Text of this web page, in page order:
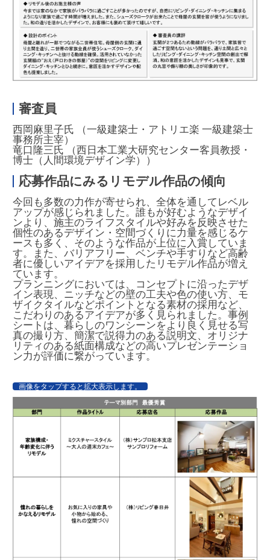
審査員
西岡麻里子氏 （一級建築士・アトリエ楽 一級建築士
事務所主宰）
竜口隆三氏 （西日本工業大研究センター客員教授・
博士（人間環境デザイン学））
応募作品にみるリモデル作品の傾向
今回も多数の力作が寄せられ、全体を通してレベル
アップが感じられました。誰もが好むようなデザイ
ンより、施主のライフスタイルや好みを反映させた
個性のあるデザイン・空間づくりに力量を感じるケ
ースも多く、そのような作品が上位に入賞していま
す。また、バリアフリー、ベンチや手すりなど高齢
者に優しいアイデアを採用したリモデル作品が増え
ています。
プランニングにおいては、コンセプトに沿ったデザ
イン表現、ニッチなどの壁の工夫や色の使い方、モ
ザイクタイルなどポイントとなる素材の採用など、
こだわりのあるアイデアが多く見られました。事例
シートは、暮らしのワンシーンをより良く見せる写
真の撮り方、簡潔で説得力のある説明文、オリジナ
リティのある紙面構成などの高いプレゼンテーショ
ン力が評価に繋がっています。
画像をタップすると拡大表示します。